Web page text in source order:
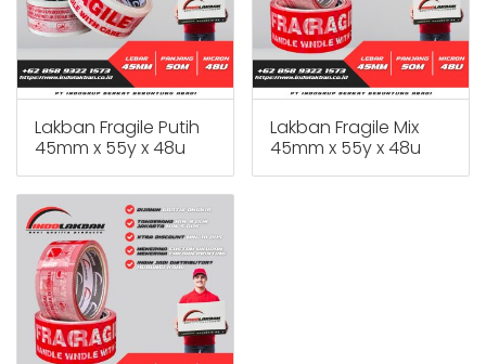
Lakban Fragile Putih
45mm x 55y x 48u
Lakban Fragile Mix
45mm x 55y x 48u